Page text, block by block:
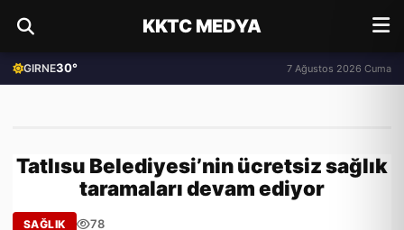
KKTC MEDYA
GIRNE30° 7 Ağustos 2026 Cuma
Tatlısu Belediyesi’nin ücretsiz sağlık
taramaları devam ediyor
SAĞLIK 78